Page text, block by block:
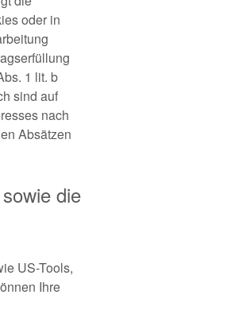
oder in
1 lit. b
sind auf
nach
Absätzen
die
US-Tools,
Ihre